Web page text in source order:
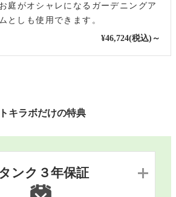
庭がオシャレになるガーデニングア
としも使用できます。
¥46,724(税込)～
トキラボだけの特典
タンク３年保証